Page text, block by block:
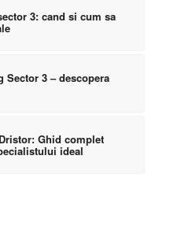
3: cand si cum sa
3 – descopera
Ghid complet
ideal